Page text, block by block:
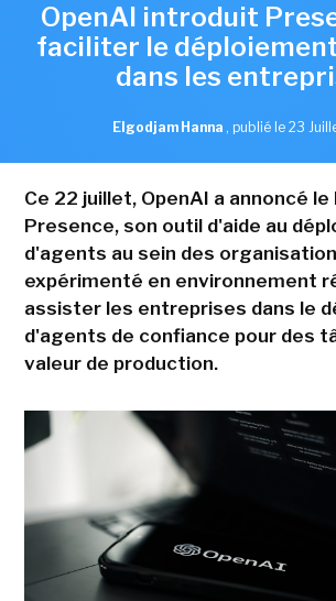
OpenAI introduit
faciliter le
dans les
Elgodjam Hanna , publié le 23
Ce 22 juillet, OpenAI a annoncé
Presence, son outil d'aide au
d'agents au sein des
expérimenté en environnement
assister les entreprises dans le
d'agents de confiance pour des
valeur de production.